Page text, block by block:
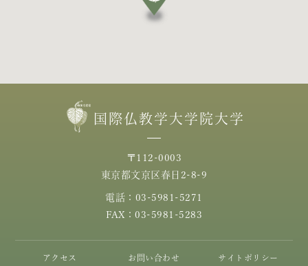
国際仏教学大学院大学
〒112-0003
東京都文京区春日2-8-9
電話：03-5981-5271
FAX：03-5981-5283
アクセス お問い合わせ サイトポリシー